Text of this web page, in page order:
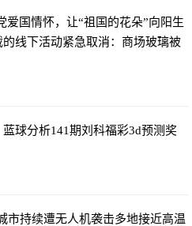
爱国情怀，让“祖国的花朵”向阳生
线下活动紧急取消：商场玻璃被
蓝球分析141期刘科福彩3d预测奖
市持续遭无人机袭击多地接近高温